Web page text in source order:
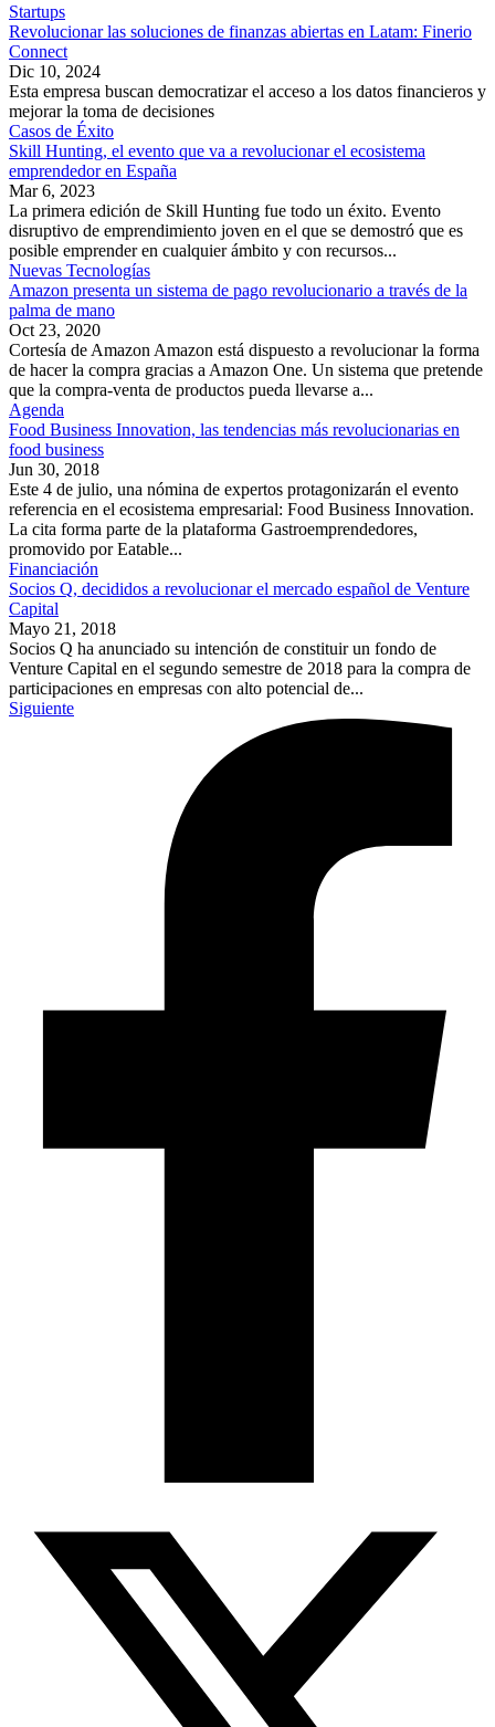
Startups
Revolucionar las soluciones de finanzas abiertas en Latam: Finerio
Connect
Dic 10, 2024
Esta empresa buscan democratizar el acceso a los datos financieros y
mejorar la toma de decisiones
Casos de Éxito
Skill Hunting, el evento que va a revolucionar el ecosistema
emprendedor en España
Mar 6, 2023
La primera edición de Skill Hunting fue todo un éxito. Evento
disruptivo de emprendimiento joven en el que se demostró que es
posible emprender en cualquier ámbito y con recursos...
Nuevas Tecnologías
Amazon presenta un sistema de pago revolucionario a través de la
palma de mano
Oct 23, 2020
Cortesía de Amazon Amazon está dispuesto a revolucionar la forma
de hacer la compra gracias a Amazon One. Un sistema que pretende
que la compra-venta de productos pueda llevarse a...
Agenda
Food Business Innovation, las tendencias más revolucionarias en
food business
Jun 30, 2018
Este 4 de julio, una nómina de expertos protagonizarán el evento
referencia en el ecosistema empresarial: Food Business Innovation.
La cita forma parte de la plataforma Gastroemprendedores,
promovido por Eatable...
Financiación
Socios Q, decididos a revolucionar el mercado español de Venture
Capital
Mayo 21, 2018
Socios Q ha anunciado su intención de constituir un fondo de
Venture Capital en el segundo semestre de 2018 para la compra de
participaciones en empresas con alto potencial de...
Siguiente